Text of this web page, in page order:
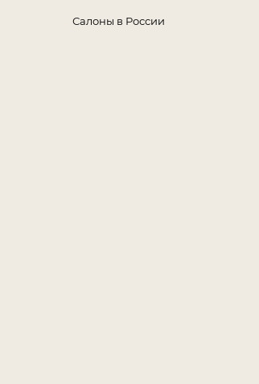
Салоны в России